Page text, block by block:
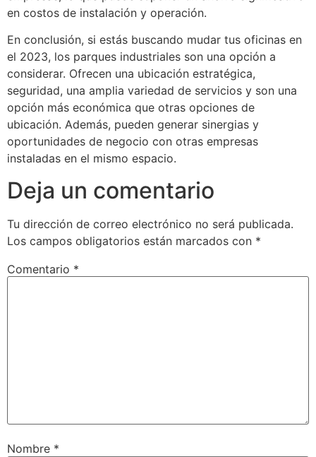
en costos de instalación y operación.
En conclusión, si estás buscando mudar tus oficinas en
el 2023, los parques industriales son una opción a
considerar. Ofrecen una ubicación estratégica,
seguridad, una amplia variedad de servicios y son una
opción más económica que otras opciones de
ubicación. Además, pueden generar sinergias y
oportunidades de negocio con otras empresas
instaladas en el mismo espacio.
Deja un comentario
Tu dirección de correo electrónico no será publicada.
Los campos obligatorios están marcados con *
Comentario *
Nombre *